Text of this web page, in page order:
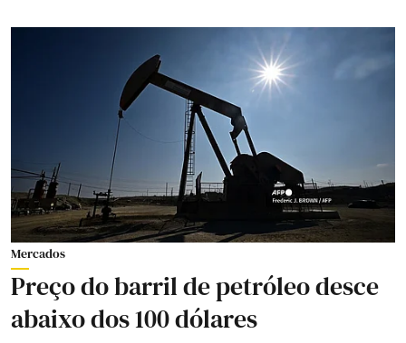
Mercados
Preço do barril de petróleo desce
abaixo dos 100 dólares